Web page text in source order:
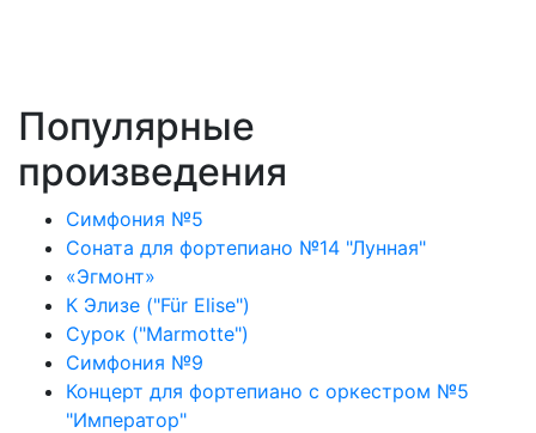
Популярные
произведения
Симфония №5
Соната для фортепиано №14 "Лунная"
«Эгмонт»
К Элизе ("Für Elise")
Сурок ("Marmotte")
Симфония №9
Концерт для фортепиано с оркестром №5
"Император"